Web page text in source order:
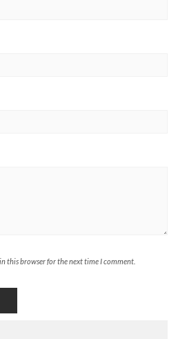
this browser for the next time I comment.